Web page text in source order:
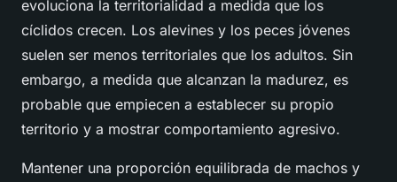
evoluciona la territorialidad a medida que los
cíclidos crecen. Los alevines y los peces jóvenes
suelen ser menos territoriales que los adultos. Sin
embargo, a medida que alcanzan la madurez, es
probable que empiecen a establecer su propio
territorio y a mostrar comportamiento agresivo.
Mantener una proporción equilibrada de machos y